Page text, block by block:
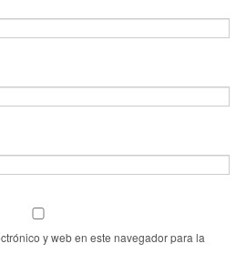
y web en este navegador para la